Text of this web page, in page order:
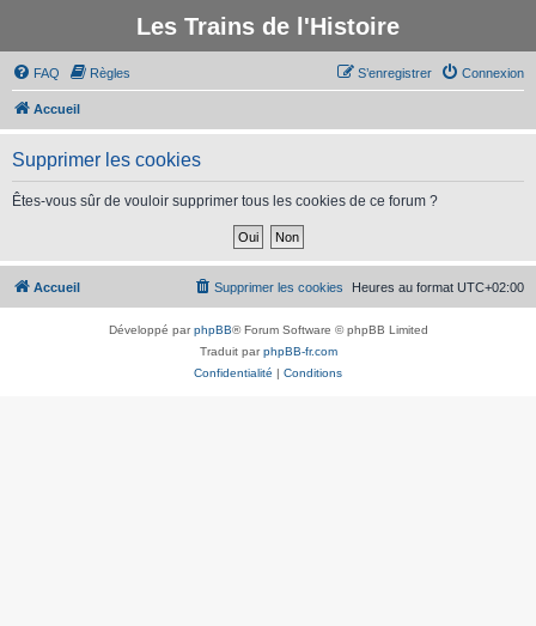
Les Trains de l'Histoire
FAQ Règles Connexion
S’enregistrer
Accueil
Supprimer les cookies
Êtes-vous sûr de vouloir supprimer tous les cookies de ce forum ?
Accueil Heures au format UTC+02:00
Supprimer les cookies
Développé parphpBB® Forum Software © phpBB Limited
Traduit parphpBB-fr.com
Confidentialité | Conditions